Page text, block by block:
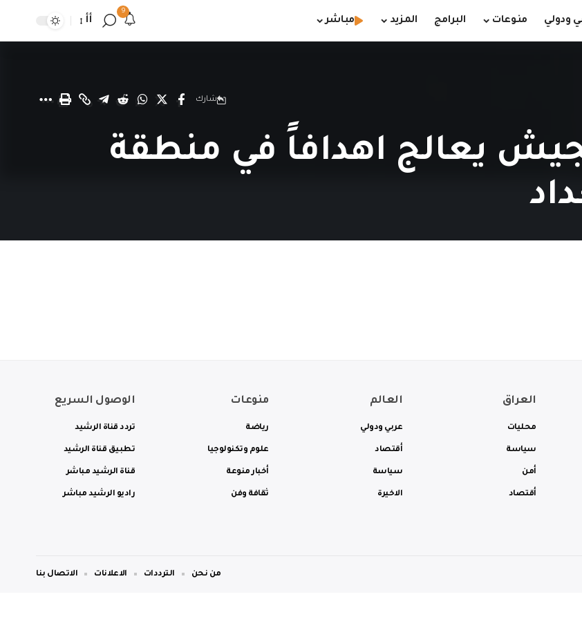
ودولي منوعات البرامج المزيد مباشر
9
أأ
شارك
يعالج اهدافاً في منطقة
العراق
محليات
سياسة
أمن
أقتصاد
العالم
عربي ودولي
أقتصاد
سياسة
الاخيرة
منوعات
رياضة
علوم وتكنولوجيا
أخبار منوعة
ثقافة وفن
الوصول السريع
تردد قناة الرشيد
تطبيق قناة الرشيد
قناة الرشيد مباشر
راديو الرشيد مباشر
من نحن الترددات الاعلانات الاتصال بنا